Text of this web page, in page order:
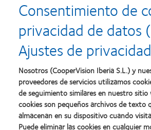
Consentimiento de
privacidad de datos
Ajustes de
Nosotros (CooperVision Iberia S.L.) y
proveedores de servicios utilizamos
de seguimiento similares en nuestro sitio
cookies son pequeños archivos de texto
almacenan en su dispositivo cuando
Puede eliminar las cookies en cualquier